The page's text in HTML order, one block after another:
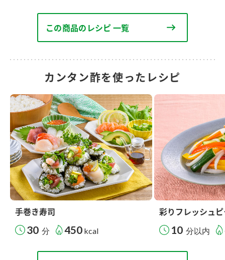
この商品のレシピ 一覧
カンタン酢を使ったレシピ
手巻き寿司
30 分 450 kcal
彩りフレッシュ
10 分以内